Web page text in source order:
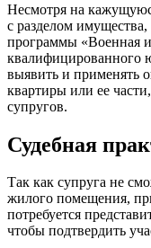
Несмотря на
с разделом
программы «Военная
квалифицированного
выявить и применять
квартиры или ее
супругов.
Судебная
Так как супруга не
жилого помещения,
потребуется
чтобы подтвердить